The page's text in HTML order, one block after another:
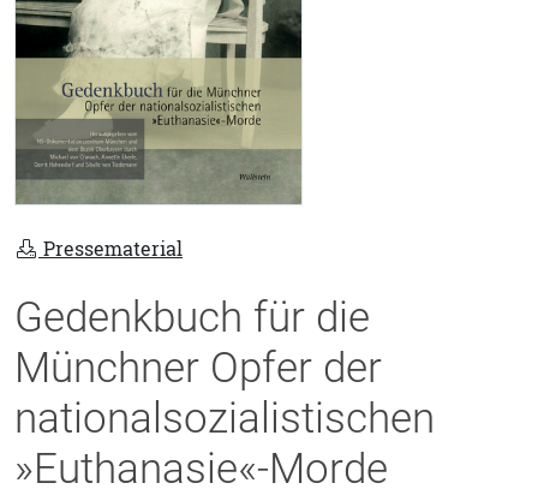
Pressematerial
Gedenkbuch für die
Münchner Opfer der
nationalsozialistischen
»Euthanasie«-Morde